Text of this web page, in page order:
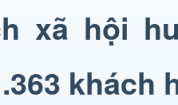
xã hội
khách